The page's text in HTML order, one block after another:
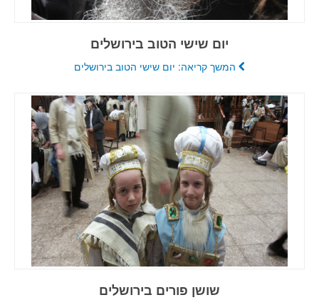
יום שישי הטוב בירושלים
המשך קריאה: יום שישי הטוב בירושלים
שושן פורים בירושלים